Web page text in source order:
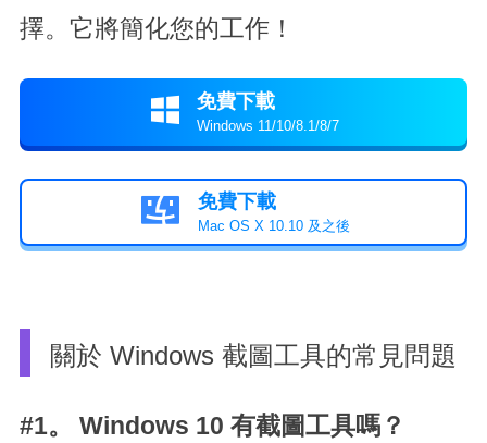
擇。它將簡化您的工作！
 免費下載
Windows 11/10/8.1/8/7
 免費下載
Mac OS X 10.10 及之後
關於 Windows 截圖工具的常見問題
#1。 Windows 10 有截圖工具嗎？